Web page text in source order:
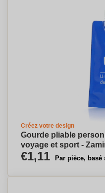
Créez votre design
Gourde pliable
voyage et sport -
€1,11 Par pièce, basé